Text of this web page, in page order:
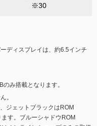
※30
ディスプレイは、約6.5インチ
み搭載となります。
。
ジェットブラックはROM
す。ブルーシャドウROM